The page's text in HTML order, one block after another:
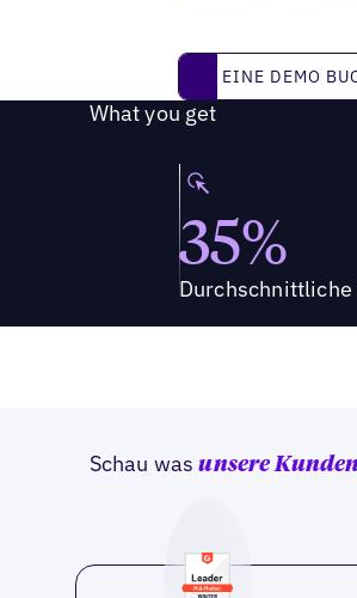
Eine Demo
EINE DEMO
What you get
35%
Schau wasunsere